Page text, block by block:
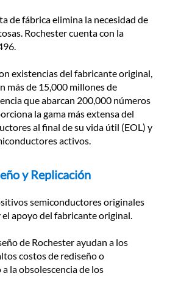
de fábrica elimina la necesidad de
Rochester cuenta con la
existencias del fabricante original,
más de 15,000 millones de
que abarcan 200,000 números
la gama más extensa del
al final de su vida útil (EOL) y
activos.
y Replicación
semiconductores originales
apoyo del fabricante original.
de Rochester ayudan a los
costos de rediseño o
la obsolescencia de los